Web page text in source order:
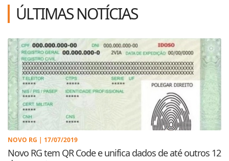
ÚLTIMAS NOTÍCIAS
NOVO RG | 17/07/2019
Novo RG tem QR Code e unifica dados de até outros 12